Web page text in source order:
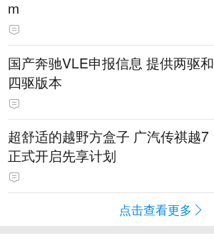
m
国产奔驰VLE申报信息 提供两驱和
四驱版本
超舒适的越野方盒子 广汽传祺越7
正式开启先享计划
点击查看更多